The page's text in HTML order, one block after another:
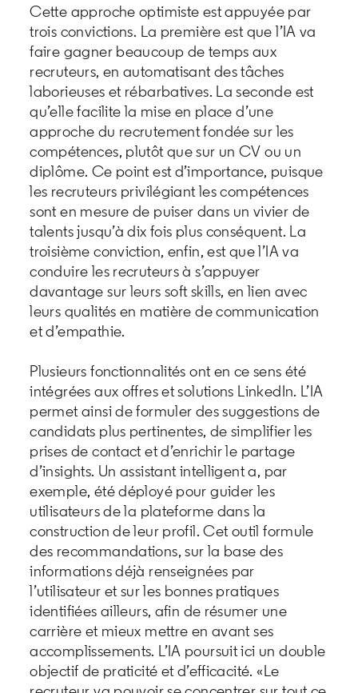
Cette approche optimiste est appuyée par
trois convictions. La première est que l’IA va
faire gagner beaucoup de temps aux
recruteurs, en automatisant des tâches
laborieuses et rébarbatives. La seconde est
qu’elle facilite la mise en place d’une
approche du recrutement fondée sur les
compétences, plutôt que sur un CV ou un
diplôme. Ce point est d’importance, puisque
les recruteurs privilégiant les compétences
sont en mesure de puiser dans un vivier de
talents jusqu’à dix fois plus conséquent. La
troisième conviction, enfin, est que l’IA va
conduire les recruteurs à s’appuyer
davantage sur leurs soft skills, en lien avec
leurs qualités en matière de communication
et d’empathie.
Plusieurs fonctionnalités ont en ce sens été
intégrées aux offres et solutions LinkedIn. L’IA
permet ainsi de formuler des suggestions de
candidats plus pertinentes, de simplifier les
prises de contact et d’enrichir le partage
d’insights. Un assistant intelligent a, par
exemple, été déployé pour guider les
utilisateurs de la plateforme dans la
construction de leur profil. Cet outil formule
des recommandations, sur la base des
informations déjà renseignées par
l’utilisateur et sur les bonnes pratiques
identifiées ailleurs, afin de résumer une
carrière et mieux mettre en avant ses
accomplissements. L’IA poursuit ici un double
objectif de praticité et d’efficacité. «Le